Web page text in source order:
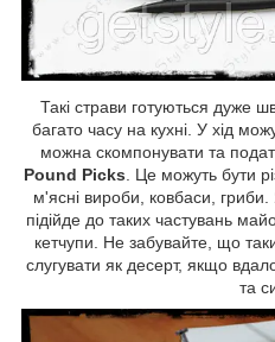
Такі страви готуються дуже
багато часу на кухні. У хід
можна скомпонувати та
Pound Picks . Це можуть бути
м'ясні вироби, ковбаси,
підійде до таких частувань
кетчупи. Не забувайте, що
слугувати як десерт, якщо
та